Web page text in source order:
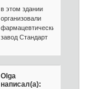
в этом здании
организовали
фармацевтический
завод Стандарт
Olga
написал(а):